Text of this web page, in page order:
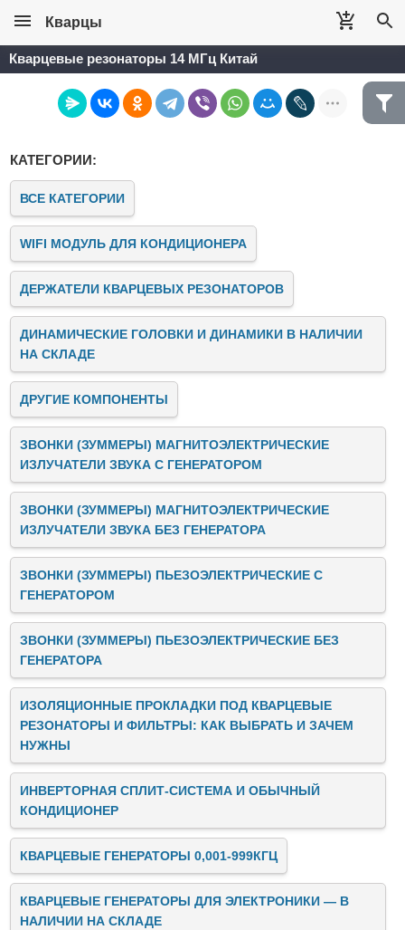
Кварцы
Кварцевые резонаторы 14 МГц Китай
КАТЕГОРИИ:
ВСЕ КАТЕГОРИИ
WIFI МОДУЛЬ ДЛЯ КОНДИЦИОНЕРА
ДЕРЖАТЕЛИ КВАРЦЕВЫХ РЕЗОНАТОРОВ
ДИНАМИЧЕСКИЕ ГОЛОВКИ И ДИНАМИКИ В НАЛИЧИИ
НА СКЛАДЕ
ДРУГИЕ КОМПОНЕНТЫ
ЗВОНКИ (ЗУММЕРЫ) МАГНИТОЭЛЕКТРИЧЕСКИЕ
ИЗЛУЧАТЕЛИ ЗВУКА C ГЕНЕРАТОРОМ
ЗВОНКИ (ЗУММЕРЫ) МАГНИТОЭЛЕКТРИЧЕСКИЕ
ИЗЛУЧАТЕЛИ ЗВУКА БЕЗ ГЕНЕРАТОРА
ЗВОНКИ (ЗУММЕРЫ) ПЬЕЗОЭЛЕКТРИЧЕСКИЕ C
ГЕНЕРАТОРОМ
ЗВОНКИ (ЗУММЕРЫ) ПЬЕЗОЭЛЕКТРИЧЕСКИЕ БЕЗ
ГЕНЕРАТОРА
ИЗОЛЯЦИОННЫЕ ПРОКЛАДКИ ПОД КВАРЦЕВЫЕ
РЕЗОНАТОРЫ И ФИЛЬТРЫ: КАК ВЫБРАТЬ И ЗАЧЕМ
НУЖНЫ
ИНВЕРТОРНАЯ СПЛИТ-СИСТЕМА И ОБЫЧНЫЙ
КОНДИЦИОНЕР
КВАРЦЕВЫЕ ГЕНЕРАТОРЫ 0,001-999КГЦ
КВАРЦЕВЫЕ ГЕНЕРАТОРЫ ДЛЯ ЭЛЕКТРОНИКИ — В
НАЛИЧИИ НА СКЛАДЕ